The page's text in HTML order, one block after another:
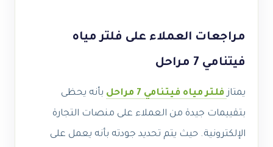
مراجعات العملاء على فلتر مياه
فيتنامي 7 مراحل
يمتازفلتر مياه فيتنامي 7 مراحل
بأنه يحظى
بتقييمات جيدة من العملاء على منصات التجارة
الإلكترونية. حيث يتم تحديد جودته بأنه يعمل على